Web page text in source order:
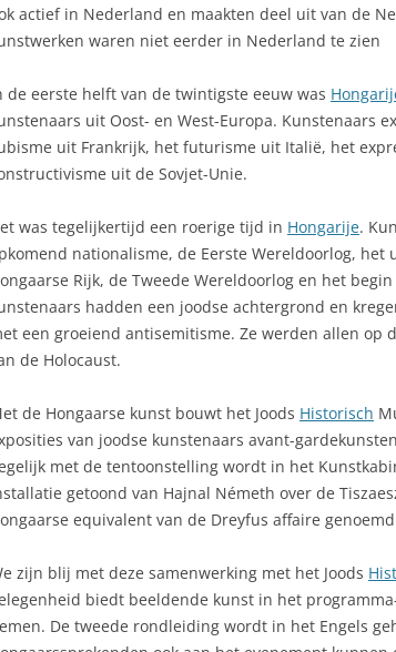
actief in Nederland en maakten deel uit van de
waren niet eerder in Nederland te zien
de eerste helft van de twintigste eeuw was
uit Oost- en West-Europa. Kunstenaars
uit Frankrijk, het futurisme uit Italië, het
uit de Sovjet-Unie.
was tegelijkertijd een roerige tijd in Hongarije.
nationalisme, de Eerste Wereldoorlog, het
Rijk, de Tweede Wereldoorlog en het
hadden een joodse achtergrond en
een groeiend antisemitisme. Ze werden allen op
de Holocaust.
de Hongaarse kunst bouwt het Joods Historisch
van joodse kunstenaars avant-
met de tentoonstelling wordt in het
getoond van Hajnal Németh over de
equivalent van de Dreyfus affaire
zijn blij met deze samenwerking met het Joods
biedt beeldende kunst in het
De tweede rondleiding wordt in het Engels